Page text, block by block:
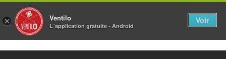
MENU
× Ventilo
L´application gratuite - Android
Voir